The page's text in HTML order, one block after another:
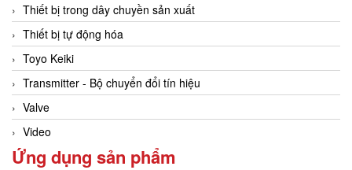
Thiết bị trong dây chuyền sản xuất
Thiết bị tự động hóa
Toyo Keiki
Transmitter - Bộ chuyển đổi tín hiệu
Valve
Video
Ứng dụng sản phẩm